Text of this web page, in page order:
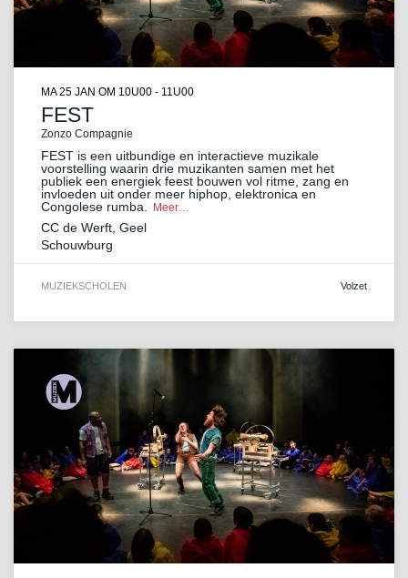
FEST
Zonzo Compagnie
MA 25 JAN OM 10U00 - 11U00
FEST is een uitbundige en interactieve muzikale
voorstelling waarin drie muzikanten samen met het
publiek een energiek feest bouwen vol ritme, zang en
invloeden uit onder meer hiphop, elektronica en
Congolese rumba.
Meer…
CC de Werft, Geel
Schouwburg
MUZIEKSCHOLEN Volzet